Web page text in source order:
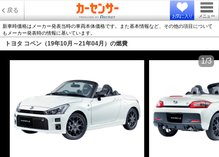
戻る
お気に入り メニュー
新車時価格はメーカー発表当時の車両本体価格です。また基本情報など、その他の項目について
もメーカー発表時の情報に基いています。
トヨタ コペン（19年10月～21年04月）の燃費
1/3